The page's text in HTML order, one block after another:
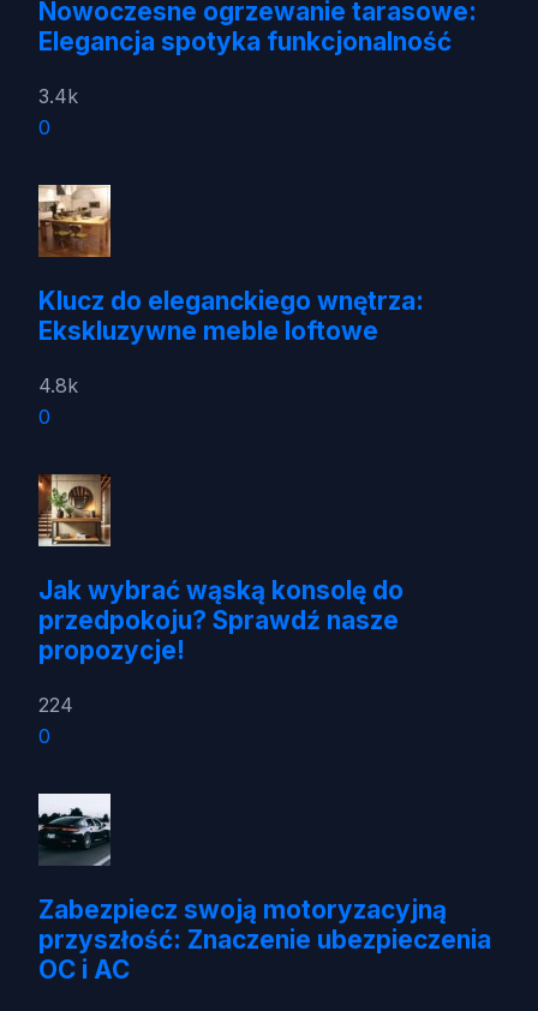
Nowoczesne ogrzewanie tarasowe:
Elegancja spotyka funkcjonalność
3.4k
0
Klucz do eleganckiego wnętrza:
Ekskluzywne meble loftowe
4.8k
0
Jak wybrać wąską konsolę do
przedpokoju? Sprawdź nasze
propozycje!
224
0
Zabezpiecz swoją motoryzacyjną
przyszłość: Znaczenie ubezpieczenia
OC i AC